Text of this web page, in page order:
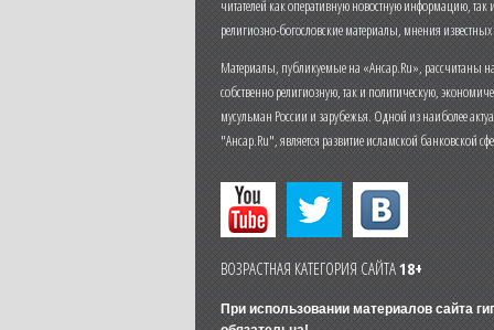
читателей как оперативную новостную информацию, так
религиозно-богословские материалы, мнения
Материалы, публикуемые на «Ансар.Ru», рассчитаны
собственно религиозную, так и политическую,
мусульман России и зарубежья. Одной из наиболее
"Ансар.Ru", является развитие исламской банковской
ВОЗРАСТНАЯ КАТЕГОРИЯ САЙТА18+
При использовании материалов сайта